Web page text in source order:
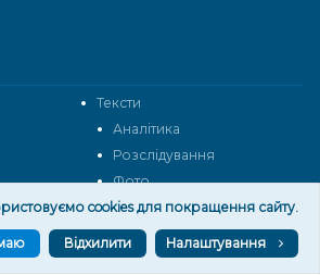
Тексти
Аналітика
Розслідування
Фото
Промо
Блоги
Архів
cookies для покращення сайту.
Відхилити Налаштування